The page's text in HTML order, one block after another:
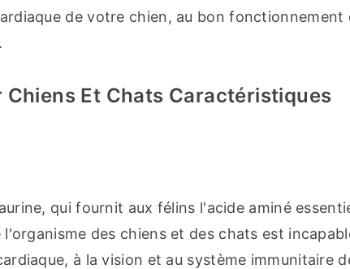
de votre chien, au bon fonctionnement
Et Chats Caractéristiques
qui fournit aux félins l'acide aminé
des chiens et des chats est
à la vision et au système immunitaire